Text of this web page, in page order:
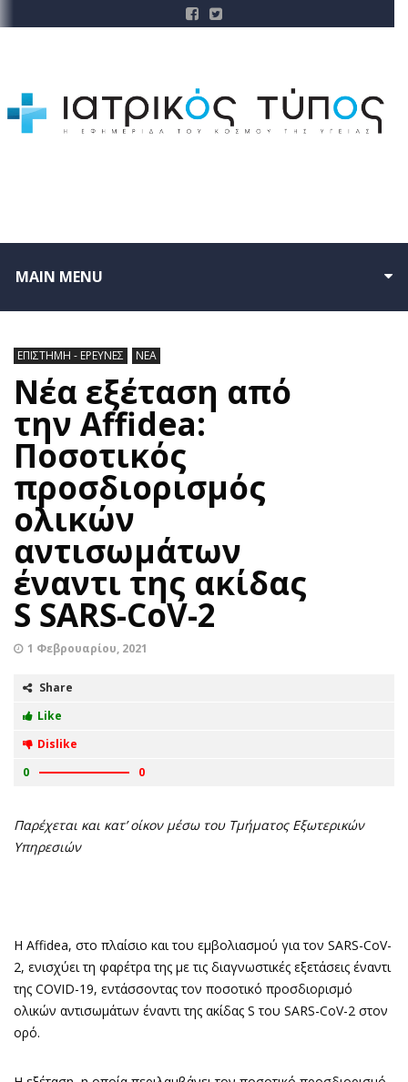
MAIN MENU
ΕΠΙΣΤΗΜΗ - ΕΡΕΥΝΕΣ ΝΕΑ
Νέα εξέταση από
την Affidea:
Ποσοτικός
προσδιορισμός
ολικών
αντισωμάτων
έναντι της ακίδας
S SARS-CoV-2
1 Φεβρουαρίου, 2021
Share
Like
Dislike
0
0
Παρέχεται και κατ’ οίκον μέσω του Τμήματος Εξωτερικών
Υπηρεσιών
Η Affidea, στο πλαίσιο και του εμβολιασμού για τον SARS-CoV-
2, ενισχύει τη φαρέτρα της με τις διαγνωστικές εξετάσεις έναντι
της COVID-19, εντάσσοντας τον ποσοτικό προσδιορισμό
ολικών αντισωμάτων έναντι της ακίδας S του SARS-CoV-2 στον
ορό.